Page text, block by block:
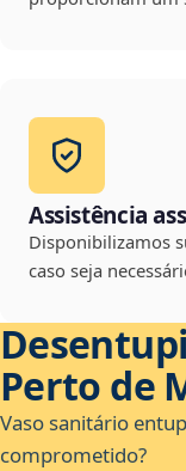
Assistência
Disponibilizamos
caso seja
Perto de
Vaso sanitário
comprometido?